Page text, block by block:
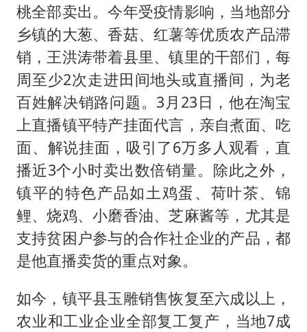
桃全部卖出。今年受疫情影响，当地部分
乡镇的大葱、香菇、红薯等优质农产品滞
销，王洪涛带着县里、镇里的干部们，每
周至少2次走进田间地头或直播间，为老
百姓解决销路问题。3月23日，他在淘宝
上直播镇平特产挂面代言，亲自煮面、吃
面、解说挂面，吸引了6万多人观看，直
播近3个小时卖出数倍销量。除此之外，
镇平的特色产品如土鸡蛋、荷叶茶、锦
鲤、烧鸡、小磨香油、芝麻酱等，尤其是
支持贫困户参与的合作社企业的产品，都
是他直播卖货的重点对象。
如今，镇平县玉雕销售恢复至六成以上，
农业和工业企业全部复工复产，当地7成